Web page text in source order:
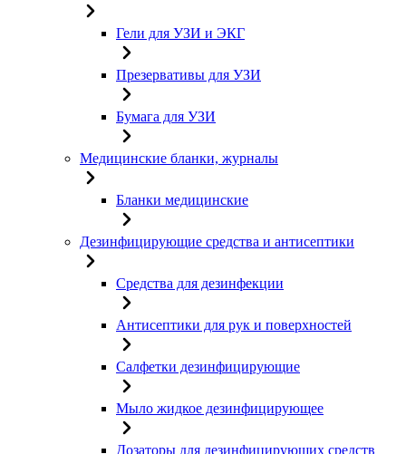
Гели для УЗИ и ЭКГ
Презервативы для УЗИ
Бумага для УЗИ
Медицинские бланки, журналы
Бланки медицинские
Дезинфицирующие средства и антисептики
Средства для дезинфекции
Антисептики для рук и поверхностей
Салфетки дезинфицирующие
Мыло жидкое дезинфицирующее
Дозаторы для дезинфицирующих средств